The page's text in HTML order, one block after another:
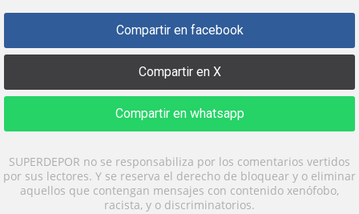
Compartir en facebook
Compartir en X
Compartir en whatsapp
SUPERDEPOR no se responsabiliza por los comentarios vertidos
por sus lectores. Y se reserva el derecho de bloquear y o eliminar
aquellos que contengan mensajes con contenido xenófobo,
racista, y o discriminatorios.